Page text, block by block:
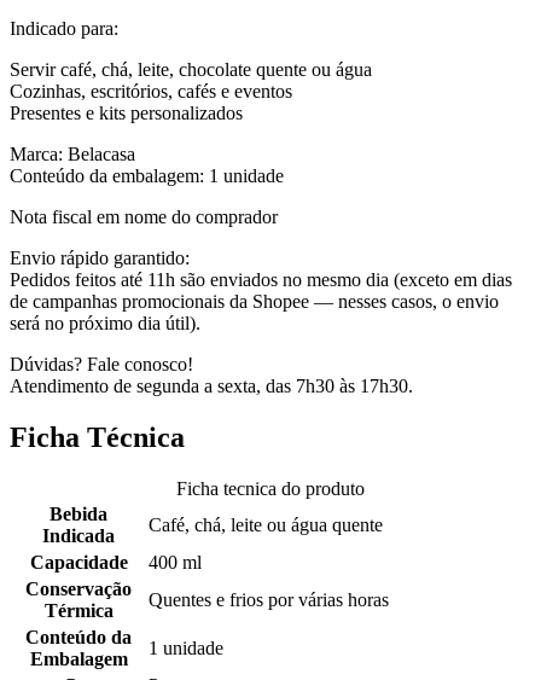
Indicado para:
Servir café, chá, leite, chocolate quente ou água
Cozinhas, escritórios, cafés e eventos
Presentes e kits personalizados
Marca: Belacasa
Conteúdo da embalagem: 1 unidade
Nota fiscal em nome do comprador
Envio rápido garantido:
Pedidos feitos até 11h são enviados no mesmo dia (exceto em dias
de campanhas promocionais da Shopee — nesses casos, o envio
será no próximo dia útil).
Dúvidas? Fale conosco!
Atendimento de segunda a sexta, das 7h30 às 17h30.
Ficha Técnica
Ficha tecnica do produto
Bebida
Indicada
Café, chá, leite ou água quente
Capacidade
400 ml
Conservação
Térmica
Quentes e frios por várias horas
Conteúdo da
Embalagem
1 unidade